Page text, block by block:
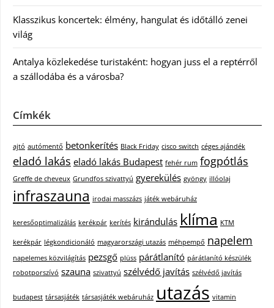
Klasszikus koncertek: élmény, hangulat és időtálló zenei
világ
Antalya közlekedése turistaként: hogyan juss el a reptérről
a szállodába és a városba?
Címkék
ajtó autómentő betonkerítés Black Friday cisco switch céges ajándék
eladó lakás eladó lakás Budapest fehér rum fogpótlás
Greffe de cheveux Grundfos szivattyú gyerekülés gyöngy illóolaj
infraszauna irodai masszázs játék webáruház
keresőoptimalizálás kerékpár kerítés kirándulás klíma KTM
kerékpár légkondicionáló magyarországi utazás méhpempő napelem
napelemes közvilágítás pezsgő plüss párátlanító párátlanító készülék
robotporszívó szauna szivattyú szélvédő javítás szélvédő javítás
budapest társasjáték társasjáték webáruház utazás vitamin